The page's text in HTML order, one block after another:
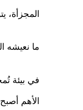
المجزأة،
ما نعيشه
في بيئة
الأهم